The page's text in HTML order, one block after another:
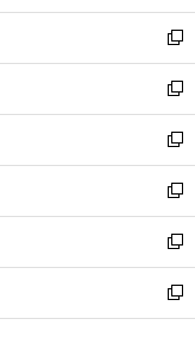
開
く
ウ
で
開
く
ン
ド
ウ
で
開
く
新
し
い
ウ
ィ
ン
ド
ウ
で
開
く
新
し
い
ウ
ィ
ン
ド
ウ
で
開
新
し
い
ウ
ィ
ン
ド
ウ
新
し
い
ウ
ィ
ン
新
し
い
ウ
新
し